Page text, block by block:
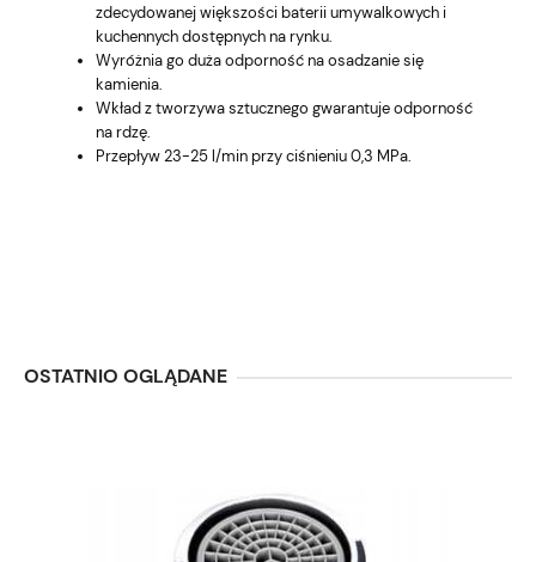
zdecydowanej większości baterii umywalkowych i
kuchennych dostępnych na rynku.
Wyróżnia go duża odporność na osadzanie się
kamienia.
Wkład z tworzywa sztucznego gwarantuje odporność
na rdzę.
Przepływ 23-25 l/min przy ciśnieniu 0,3 MPa.
OSTATNIO OGLĄDANE